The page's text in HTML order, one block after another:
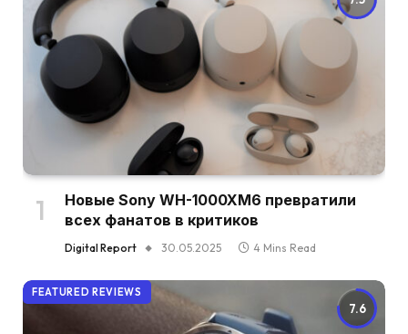
Новые Sony WH-1000XM6 превратили
всех фанатов в критиков
Digital Report 30.05.2025 4 Mins Read
7.6
FEATURED REVIEWS